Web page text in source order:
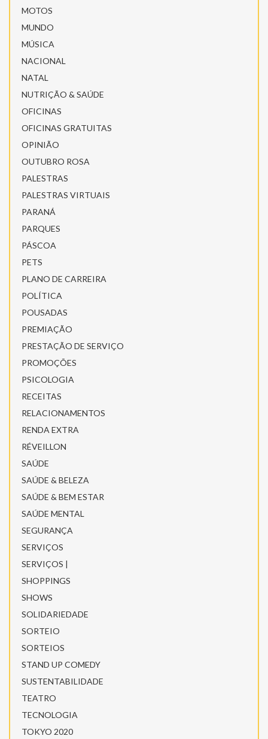
MOTOS
MUNDO
MÚSICA
NACIONAL
NATAL
NUTRIÇÃO & SAÚDE
OFICINAS
OFICINAS GRATUITAS
OPINIÃO
OUTUBRO ROSA
PALESTRAS
PALESTRAS VIRTUAIS
PARANÁ
PARQUES
PÁSCOA
PETS
PLANO DE CARREIRA
POLÍTICA
POUSADAS
PREMIAÇÃO
PRESTAÇÃO DE SERVIÇO
PROMOÇÕES
PSICOLOGIA
RECEITAS
RELACIONAMENTOS
RENDA EXTRA
RÉVEILLON
SAÚDE
SAÚDE & BELEZA
SAÚDE & BEM ESTAR
SAÚDE MENTAL
SEGURANÇA
SERVIÇOS
SERVIÇOS |
SHOPPINGS
SHOWS
SOLIDARIEDADE
SORTEIO
SORTEIOS
STAND UP COMEDY
SUSTENTABILIDADE
TEATRO
TECNOLOGIA
TOKYO 2020